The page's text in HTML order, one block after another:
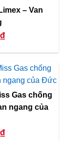
– Van
Gas chống
ngang của